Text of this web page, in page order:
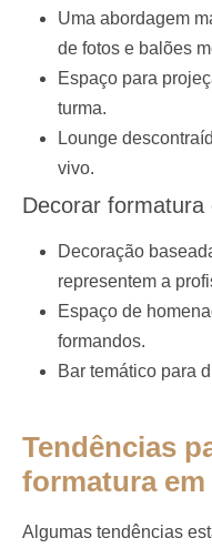
Uma abordagem
de fotos e balões
Espaço para
turma.
Lounge
vivo.
Decorar formatura
Decoração
representem a
Espaço de
formandos.
Bar temático para
Tendências
formatura em
Algumas tendências